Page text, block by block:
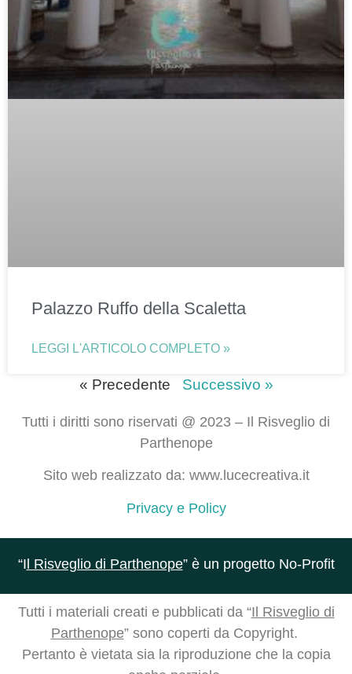
Palazzo Ruffo della Scaletta
LEGGI L'ARTICOLO COMPLETO »
« Precedente Successivo »
Tutti i diritti sono riservati @ 2023 – Il Risveglio di
Parthenope
Sito web realizzato da: www.lucecreativa.it
Privacy e Policy
“Il Risveglio di Parthenope” è un progetto No-Profit
Tutti i materiali creati e pubblicati da “Il Risveglio di
Parthenope” sono coperti da Copyright.
Pertanto è vietata sia la riproduzione che la copia